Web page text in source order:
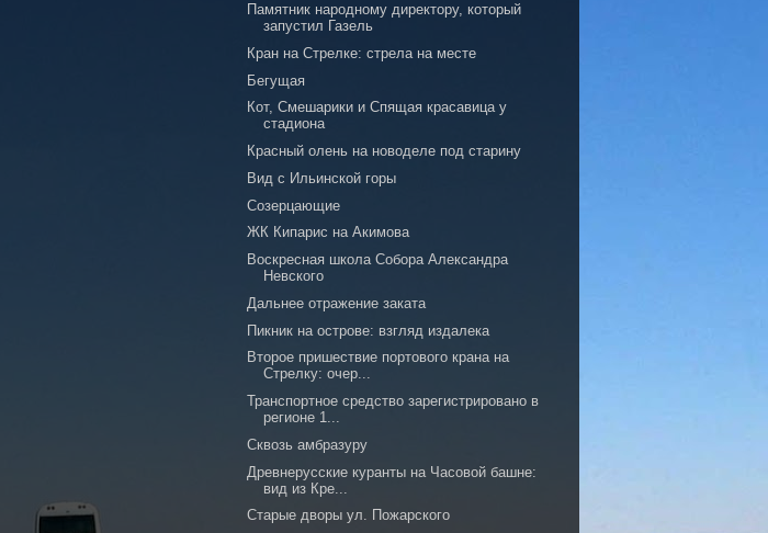
Памятник народному директору, который
запустил Газель
Кран на Стрелке: стрела на месте
Бегущая
Кот, Смешарики и Спящая красавица у
стадиона
Красный олень на новоделе под старину
Вид с Ильинской горы
Созерцающие
ЖК Кипарис на Акимова
Воскресная школа Собора Александра
Невского
Дальнее отражение заката
Пикник на острове: взгляд издалека
Второе пришествие портового крана на
Стрелку: очер...
Транспортное средство зарегистрировано в
регионе 1...
Сквозь амбразуру
Древнерусские куранты на Часовой башне:
вид из Кре...
Старые дворы ул. Пожарского